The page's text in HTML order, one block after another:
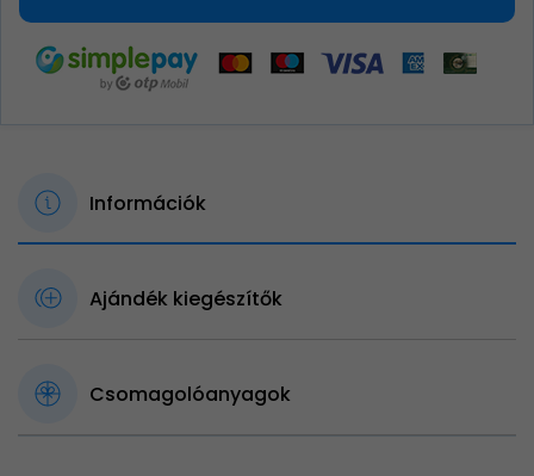
Információk
Ajándék kiegészítők
Csomagolóanyagok